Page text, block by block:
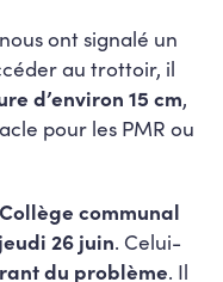
ont signalé un
au trottoir, il
d’environ 15 cm,
pour les PMR ou
communal
26 juin. Celui-
du problème. Il